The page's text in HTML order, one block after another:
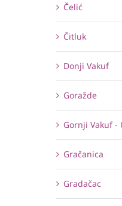
Čelić
Čitluk
Donji Vakuf
Goražde
Gornji Vakuf -
Gračanica
Gradačac